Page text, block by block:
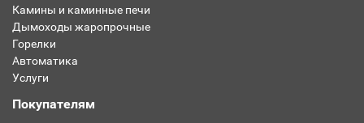
Камины и каминные печи
Дымоходы жаропрочные
Горелки
Автоматика
Услуги
Покупателям